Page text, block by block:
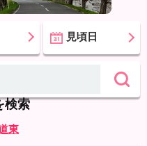
見頃日
検索
東